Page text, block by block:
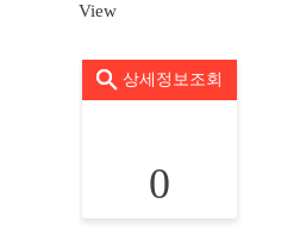
View
상세정보조회
0